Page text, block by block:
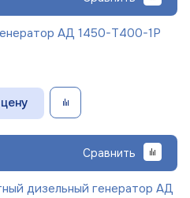
АД 1450-Т400-1Р
Сравнить
дизельный генератор АД